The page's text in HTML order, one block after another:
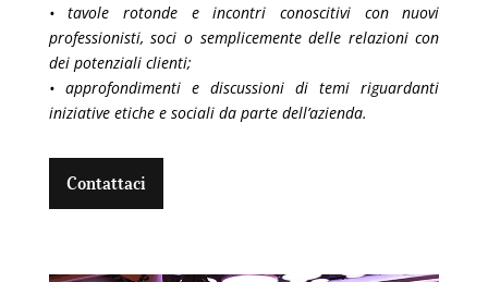
•tavole rotonde e incontri conoscitivi con nuovi
professionisti, soci o semplicemente delle relazioni con
dei potenziali clienti;
• approfondimenti e discussioni di temi riguardanti
iniziative etiche e sociali da parte dell’azienda.
Contattaci